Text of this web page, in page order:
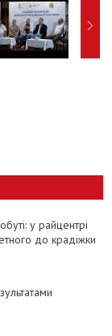
у райцентрі
до крадіжки